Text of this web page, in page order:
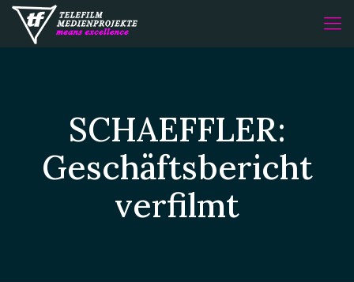
SCHAEFFLER:
Geschäftsbericht
verfilmt